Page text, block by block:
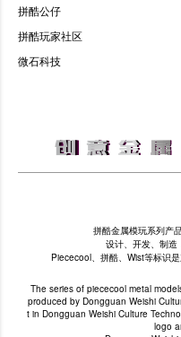
拼酷公仔
拼酷玩家社区
微石科技
拼酷金属模玩系列产
设计、开发、制造
Piececool、拼酷、Wist等标识
The series of piececool metal
produced by Dongguan Weishi
t in Dongguan Weishi Culture
logo